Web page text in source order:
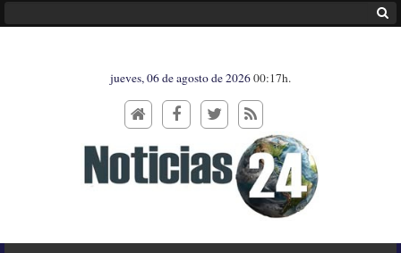
jueves, 06 de agosto de 202600:17h.